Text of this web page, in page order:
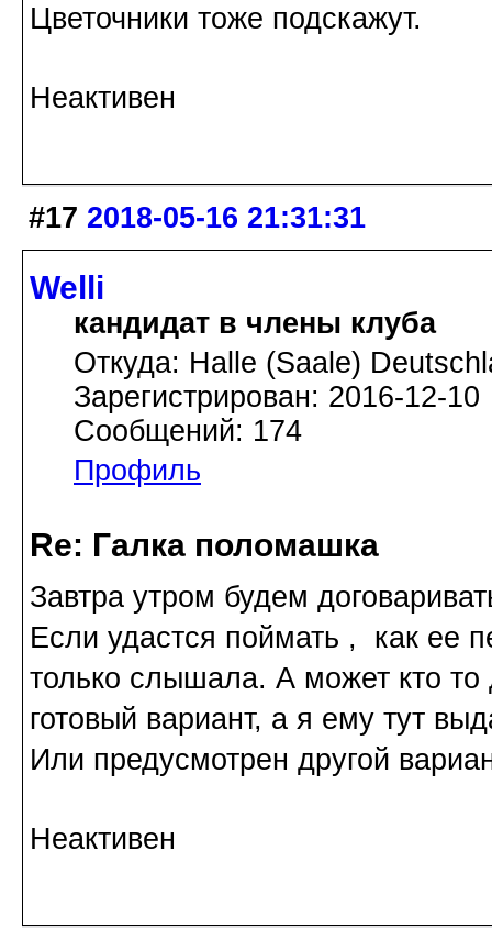
Цветочники тоже подскажут.
Неактивен
#17 2018-05-16 21:31:31
Welli
кандидат в члены клуба
Откуда: Halle (Saale)
Зарегистрирован: 2016-12-10
Сообщений: 174
Профиль
Re: Галка поломашка
Завтра утром будем
Если удастся поймать , как ее
только слышала. А может кто
готовый вариант, а я ему тут
Или предусмотрен другой
Неактивен